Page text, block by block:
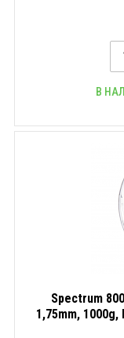
В
Spectrum
1,75mm,